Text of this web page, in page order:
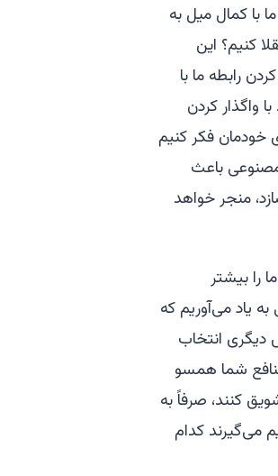
با کمال میل به
کنیم؟ این
رابطه ما با
واگذار کردن
خودمان فکر کنیم
باعث
منجر خواهد
را بیشتر
یاد می‌آوریم که
دیگری انتخاب
شما همسو
کنند، صرفاً به
می‌گیرند کدام